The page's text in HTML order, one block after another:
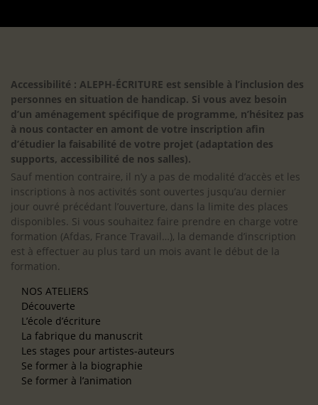
Accessibilité : ALEPH-ÉCRITURE est sensible à l’inclusion des
personnes en situation de handicap. Si vous avez besoin
d’un aménagement spécifique de programme, n’hésitez pas
à nous contacter en amont de votre inscription afin
d’étudier la faisabilité de votre projet (adaptation des
supports, accessibilité de nos salles).
Sauf mention contraire, il n’y a pas de modalité d’accès et les
inscriptions à nos activités sont ouvertes jusqu’au dernier
jour ouvré précédant l’ouverture, dans la limite des places
disponibles. Si vous souhaitez faire prendre en charge votre
formation (Afdas, France Travail…), la demande d’inscription
est à effectuer au plus tard un mois avant le début de la
formation.
NOS ATELIERS
Découverte
L’école d’écriture
La fabrique du manuscrit
Les stages pour artistes-auteurs
Se former à la biographie
Se former à l’animation